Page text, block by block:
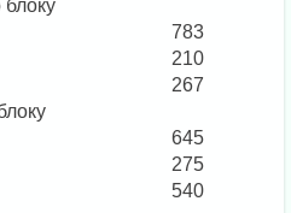
блоку
783
210
267
645
275
540